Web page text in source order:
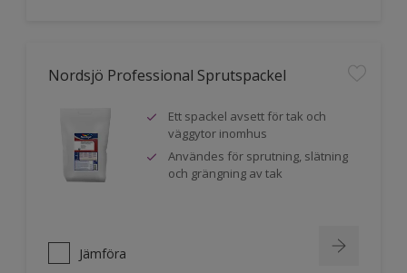
Nordsjö Professional Sprutspackel
Ett spackel avsett för tak och
väggytor inomhus
Användes för sprutning, slätning
och grängning av tak
Jämföra